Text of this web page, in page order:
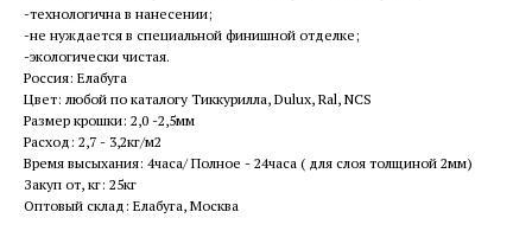
-технологична в нанесении;
-не нуждается в специальной финишной отделке;
-экологически чистая.
Россия: Елабуга
Цвет: любой по каталогу Тиккурилла, Dulux, Ral, NCS
Размер крошки: 2,0 -2,5мм
Расход: 2,7 - 3,2кг/м2
Время высыхания: 4часа/ Полное - 24часа ( для слоя толщиной 2мм)
Закуп от, кг: 25кг
Оптовый склад: Елабуга, Москва